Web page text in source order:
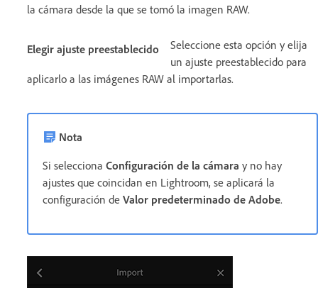
la cámara desde la que se tomó la imagen RAW.
Elegir ajuste preestablecido
Seleccione esta opción y elija
un ajuste preestablecido para
aplicarlo a las imágenes RAW al importarlas.
Nota
Si selecciona Configuración de la cámara y no hay
ajustes que coincidan en Lightroom, se aplicará la
configuración de Valor predeterminado de Adobe.